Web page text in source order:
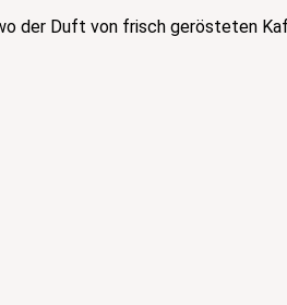
der Duft von frisch gerösteten